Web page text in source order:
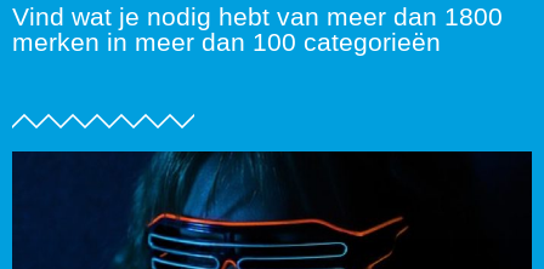
Vind wat je nodig hebt van meer dan 1800
merken in meer dan 100 categorieën